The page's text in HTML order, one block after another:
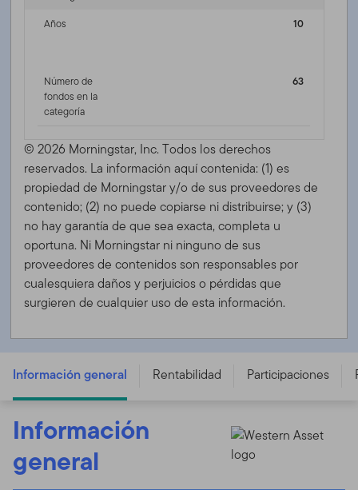
Años 10
Número de
fondos en la
categoría
63
© 2026 Morningstar, Inc. Todos los derechos
reservados. La información aquí contenida: (1) es
propiedad de Morningstar y/o de sus proveedores de
contenido; (2) no puede copiarse ni distribuirse; y (3)
no hay garantía de que sea exacta, completa u
oportuna. Ni Morningstar ni ninguno de sus
proveedores de contenidos son responsables por
cualesquiera daños y perjuicios o pérdidas que
surgieren de cualquier uso de esta información.
Fund - E USD ACC - IE00B57YF262
Información general Rentabilidad Participaciones
Información
general